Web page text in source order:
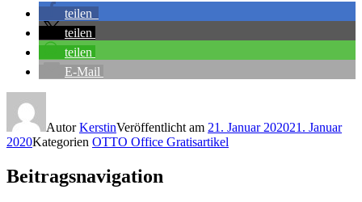
teilen
teilen
teilen
E-Mail
AutorKerstinVeröffentlicht am 21. Januar 202021. Januar
2020Kategorien OTTO Office Gratisartikel
Beitragsnavigation